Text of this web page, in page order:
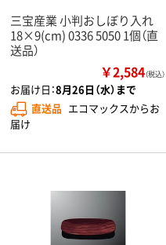
三宝産業 小判おしぼり入れ
18×9(cm) 0336 5050 1個（直
送品）
￥2,584（税込）
お届け日：8月26日（水）まで
直送品 エコマックスからお
届け